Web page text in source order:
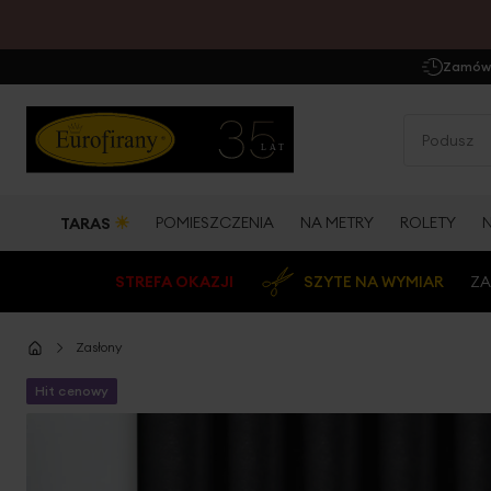
TARAS ☀ POMIESZCZENIA NA METRY ROLETY
STREFA OKAZJI SZYTE NA WYMIAR
Zasłony
Hit cenowy